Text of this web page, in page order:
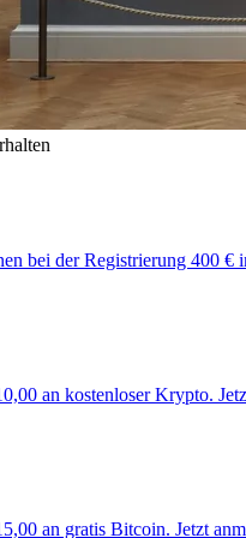
bei der Registrierung 400 €
an kostenloser Krypto.
an gratis Bitcoin. Jetzt